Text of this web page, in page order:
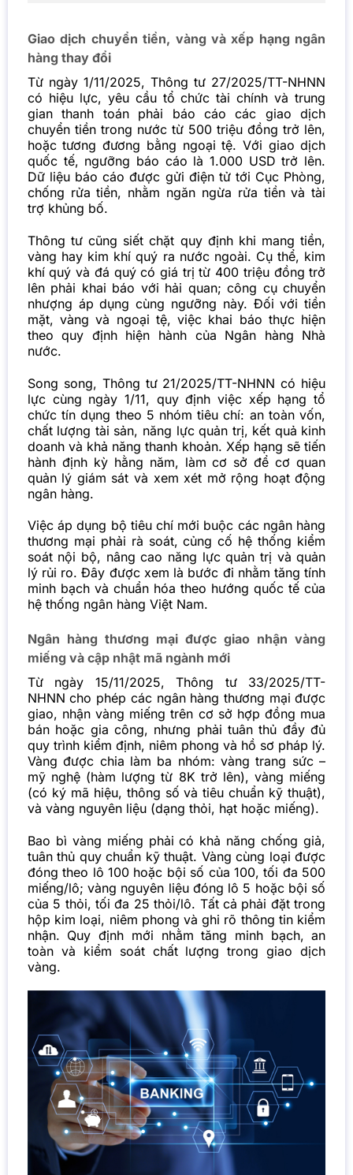
Giao dịch chuyển tiền, vàng và xếp hạng ngân
hàng thay đổi
Từ ngày 1/11/2025, Thông tư 27/2025/TT-NHNN
có hiệu lực, yêu cầu tổ chức tài chính và trung
gian thanh toán phải báo cáo các giao dịch
chuyển tiền trong nước từ 500 triệu đồng trở lên,
hoặc tương đương bằng ngoại tệ. Với giao dịch
quốc tế, ngưỡng báo cáo là 1.000 USD trở lên.
Dữ liệu báo cáo được gửi điện tử tới Cục Phòng,
chống rửa tiền, nhằm ngăn ngừa rửa tiền và tài
trợ khủng bố.
Thông tư cũng siết chặt quy định khi mang tiền,
vàng hay kim khí quý ra nước ngoài. Cụ thể, kim
khí quý và đá quý có giá trị từ 400 triệu đồng trở
lên phải khai báo với hải quan; công cụ chuyển
nhượng áp dụng cùng ngưỡng này. Đối với tiền
mặt, vàng và ngoại tệ, việc khai báo thực hiện
theo quy định hiện hành của Ngân hàng Nhà
nước.
Song song, Thông tư 21/2025/TT-NHNN có hiệu
lực cùng ngày 1/11, quy định việc xếp hạng tổ
chức tín dụng theo 5 nhóm tiêu chí: an toàn vốn,
chất lượng tài sản, năng lực quản trị, kết quả kinh
doanh và khả năng thanh khoản. Xếp hạng sẽ tiến
hành định kỳ hằng năm, làm cơ sở để cơ quan
quản lý giám sát và xem xét mở rộng hoạt động
ngân hàng.
Việc áp dụng bộ tiêu chí mới buộc các ngân hàng
thương mại phải rà soát, củng cố hệ thống kiểm
soát nội bộ, nâng cao năng lực quản trị và quản
lý rủi ro. Đây được xem là bước đi nhằm tăng tính
minh bạch và chuẩn hóa theo hướng quốc tế của
hệ thống ngân hàng Việt Nam.
Ngân hàng thương mại được giao nhận vàng
miếng và cập nhật mã ngành mới
Từ ngày 15/11/2025, Thông tư 33/2025/TT-
NHNN cho phép các ngân hàng thương mại được
giao, nhận vàng miếng trên cơ sở hợp đồng mua
bán hoặc gia công, nhưng phải tuân thủ đầy đủ
quy trình kiểm định, niêm phong và hồ sơ pháp lý.
Vàng được chia làm ba nhóm: vàng trang sức –
mỹ nghệ (hàm lượng từ 8K trở lên), vàng miếng
(có ký mã hiệu, thông số và tiêu chuẩn kỹ thuật),
và vàng nguyên liệu (dạng thỏi, hạt hoặc miếng).
Bao bì vàng miếng phải có khả năng chống giả,
tuân thủ quy chuẩn kỹ thuật. Vàng cùng loại được
đóng theo lô 100 hoặc bội số của 100, tối đa 500
miếng/lô; vàng nguyên liệu đóng lô 5 hoặc bội số
của 5 thỏi, tối đa 25 thỏi/lô. Tất cả phải đặt trong
hộp kim loại, niêm phong và ghi rõ thông tin kiểm
nhận. Quy định mới nhằm tăng minh bạch, an
toàn và kiểm soát chất lượng trong giao dịch
vàng.